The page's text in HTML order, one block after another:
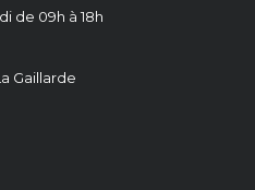
de 09h à 18h
Gaillarde